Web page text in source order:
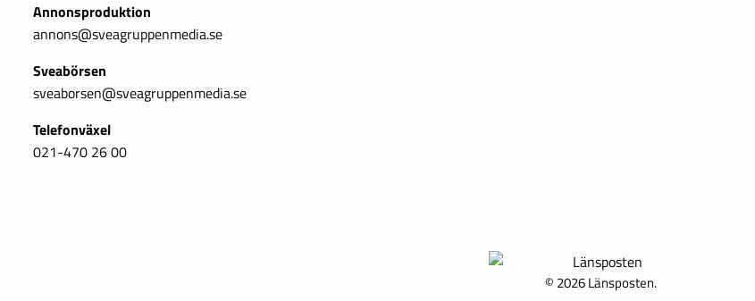
Annonsproduktion
annons@sveagruppenmedia.se
Sveabörsen
sveaborsen@sveagruppenmedia.se
Telefonväxel
021-470 26 00
© 2026 Länsposten.